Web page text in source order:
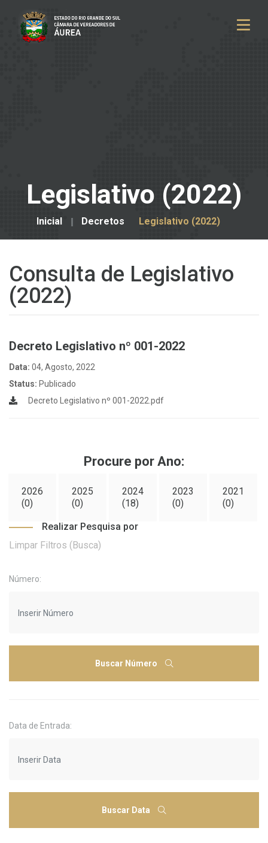
Legislativo (2022)
Inicial Decretos Legislativo (2022)
Consulta de Legislativo
(2022)
Decreto Legislativo nº 001-2022
Data: 04, Agosto, 2022
Status: Publicado
Decreto Legislativo nº 001-2022.pdf
Procure por Ano:
2026
(0)
2025
(0)
2024
(18)
2023
(0)
2021
(0)
Realizar Pesquisa por
Limpar Filtros (Busca)
Número:
Buscar Número
Data de Entrada:
Buscar Data